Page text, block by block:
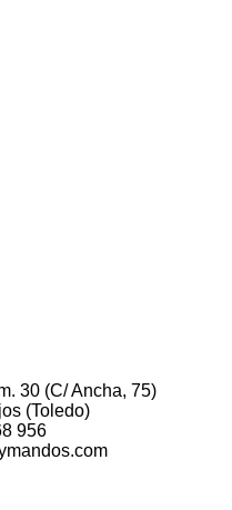
30 (C/ Ancha, 75)
(Toledo)
956